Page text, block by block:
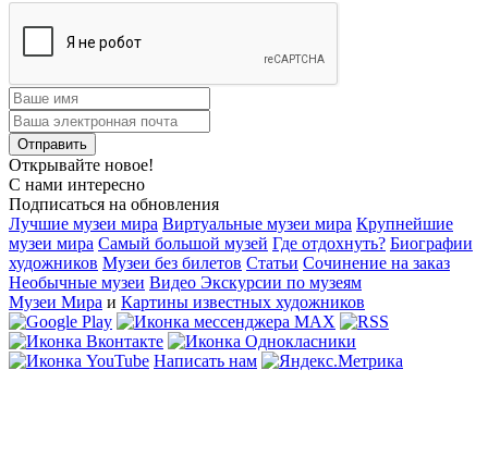
Открывайте новое!
С нами интересно
Подписаться на обновления
Лучшие музеи мира Виртуальные музеи мира Крупнейшие
музеи мира Самый большой музей Где отдохнуть? Биографии
художников Музеи без билетов Статьи Сочинение на заказ
Необычные музеи Видео Экскурсии по музеям
Музеи Мира и Картины известных художников
Написать нам